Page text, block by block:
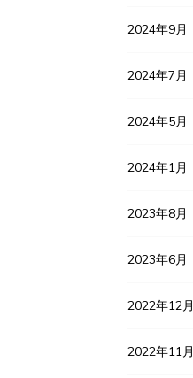
2024年9月
2024年7月
2024年5月
2024年1月
2023年8月
2023年6月
2022年12月
2022年11月